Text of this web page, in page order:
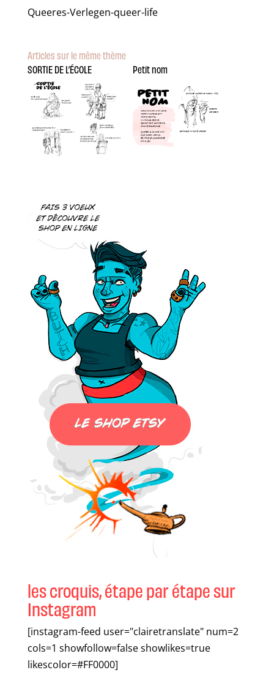
Queeres-Verlegen-queer-life
Articles sur le même thème
SORTIE DE L’ÉCOLE
Petit nom
les croquis, étape par étape sur
Instagram
[instagram-feed user="clairetranslate" num=2
cols=1 showfollow=false showlikes=true
likescolor=#FF0000]